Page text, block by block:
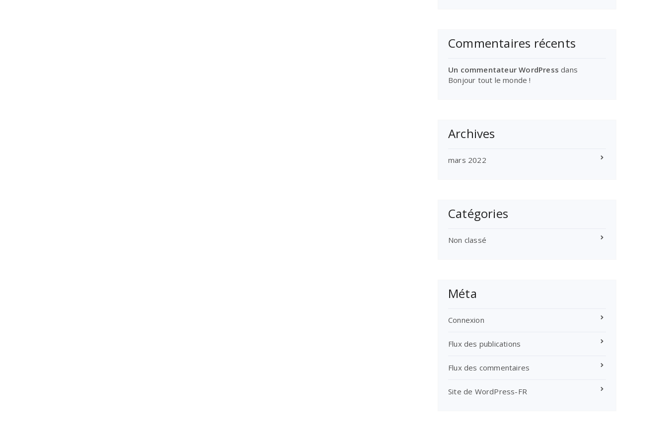
Commentaires récents
Un commentateur WordPress dans
Bonjour tout le monde !
Archives
mars 2022
Catégories
Non classé
Méta
Connexion
Flux des publications
Flux des commentaires
Site de WordPress-FR